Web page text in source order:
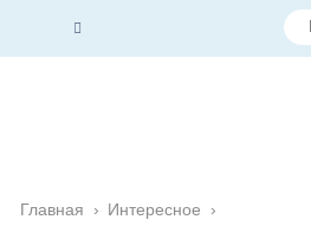
Главная › Интересное ›